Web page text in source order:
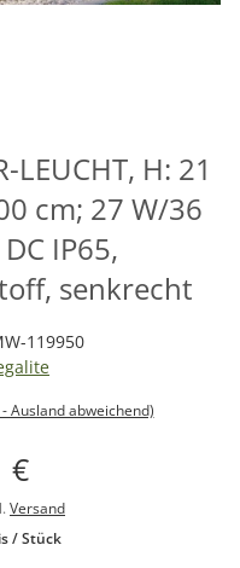
LEUCHT, H: 21
cm; 27 W/36
IP65,
senkrecht
119950
- Ausland abweichend)
€
Versand
/ Stück